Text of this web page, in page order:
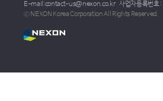
E-mail:contact-us@nexon.co.kr 사업자등록번호
ⓒ NEXON Korea Corporation All Rights Reserved.